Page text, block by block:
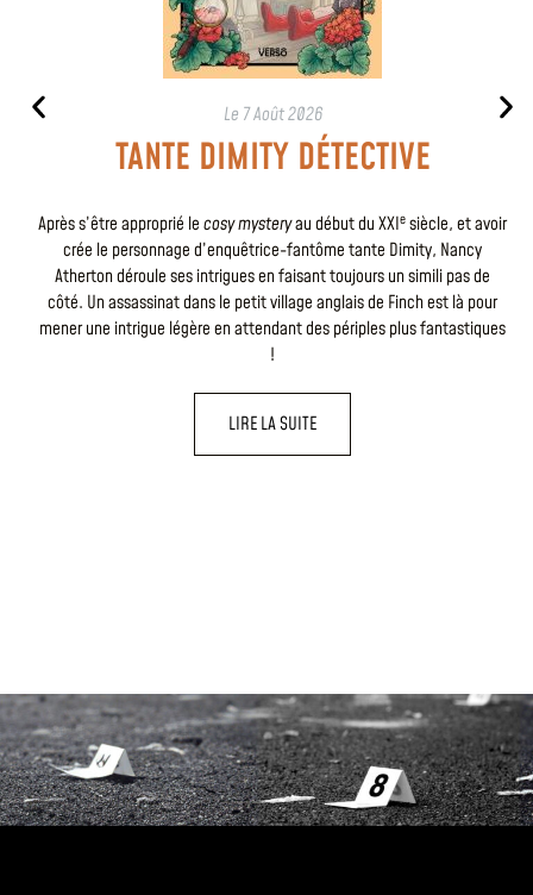
Le 7 Août 2026
TANTE DIMITY DÉTECTIVE
Après s’être approprié lecosy mysteryau début du XXIesiècle, et avoir
crée le personnage d’enquêtrice-fantôme tante Dimity, Nancy
Atherton déroule ses intrigues en faisant toujours un simili pas de
côté. Un assassinat dans le petit village anglais de Finch est là pour
mener une intrigue légère en attendant des périples plus fantastiques
!
LIRE LA SUITE